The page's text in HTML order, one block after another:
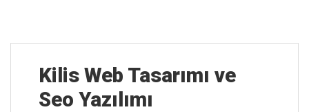
Kilis ‎Web Tasarımı ve
Seo Yazılımı